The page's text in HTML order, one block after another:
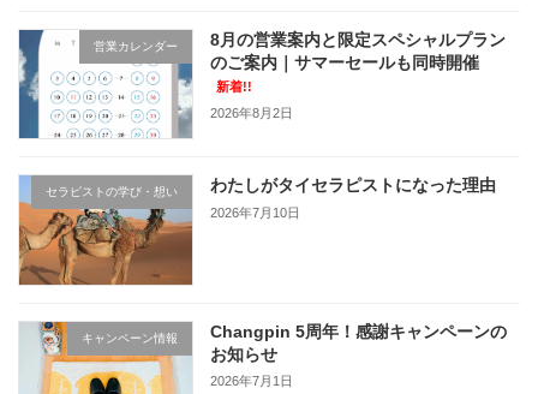
営業カレンダー
8月の営業案内と限定スペシャルプラン
のご案内｜サマーセールも同時開催
新着!!
2026年8月2日
セラピストの学び・想い わたしがタイセラピストになった理由
2026年7月10日
キャンペーン情報
Changpin 5周年！感謝キャンペーンの
お知らせ
2026年7月1日